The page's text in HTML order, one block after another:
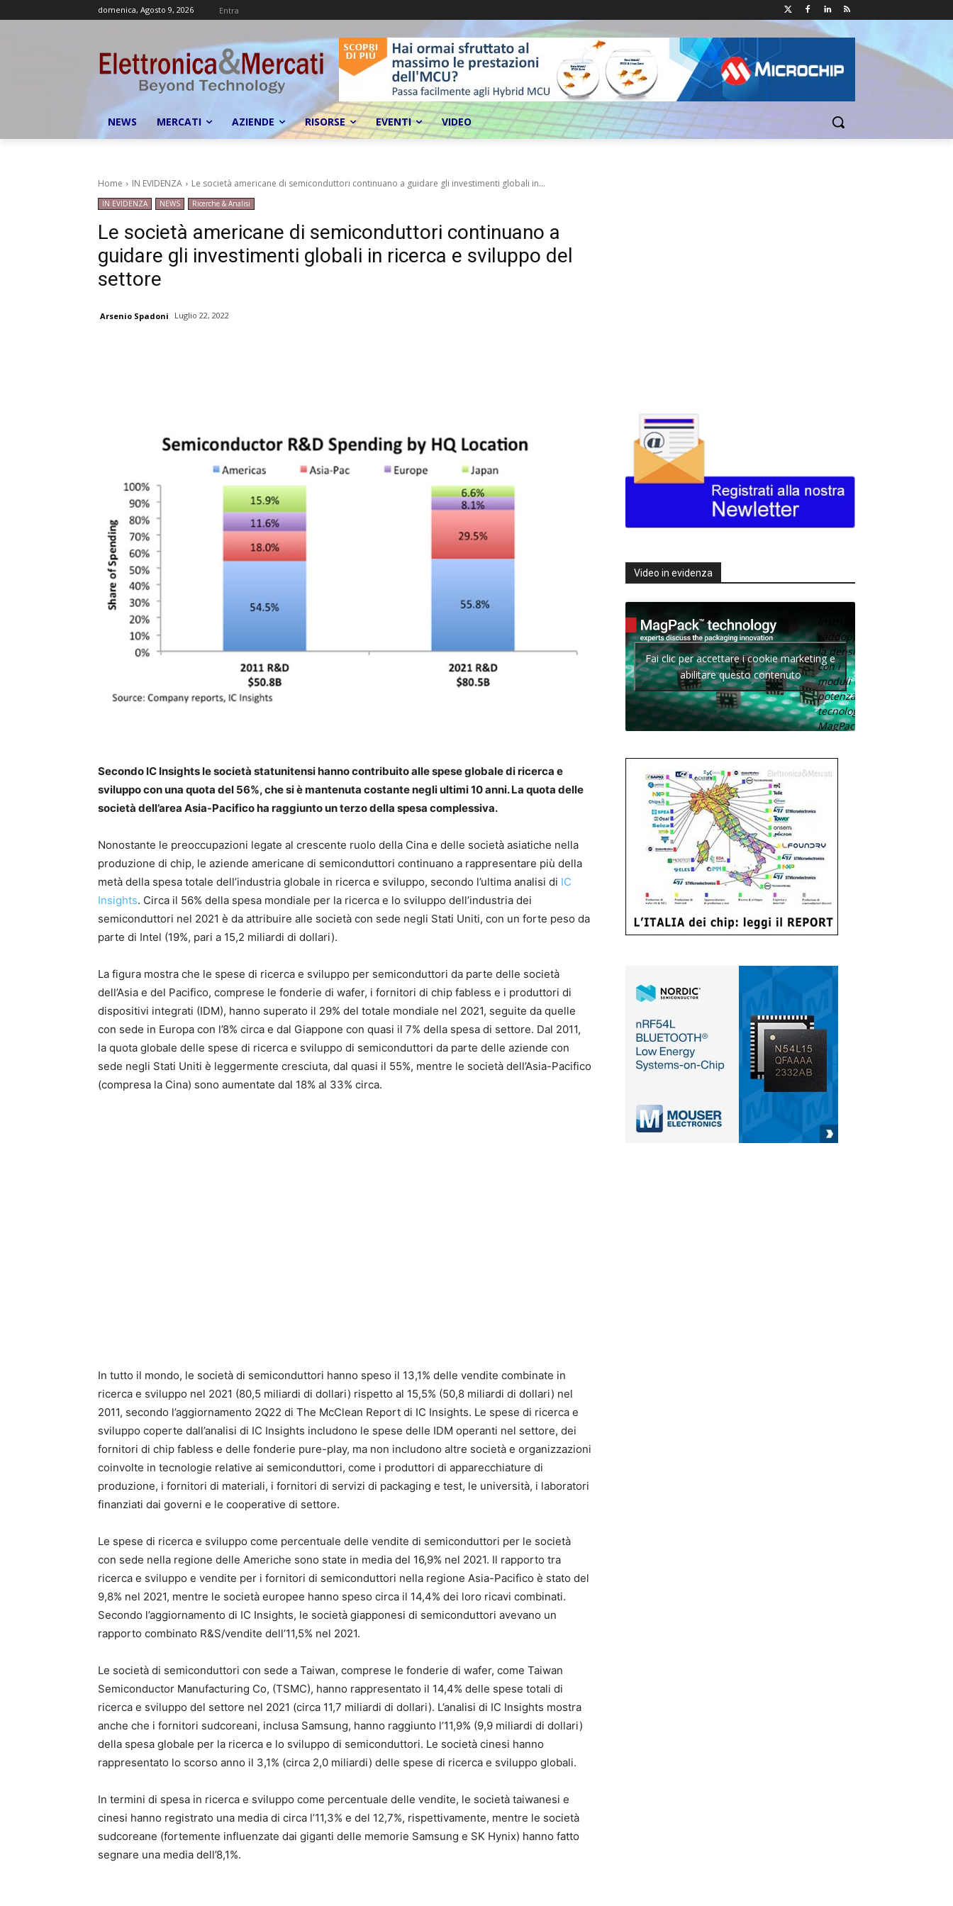
domenica, Agosto 9, 2026 Entra
NEWS MERCATI AZIENDE RISORSE EVENTI VIDEO
Home IN EVIDENZA Le società americane di semiconduttori continuano a guidare gli investimenti globali in...
IN EVIDENZA NEWS Ricerche & Analisi
Le società americane di semiconduttori continuano a
guidare gli investimenti globali in ricerca e sviluppo del
settore
Arsenio Spadoni Luglio 22, 2022
Secondo IC Insights le società statunitensi hanno contribuito alle spese globale di ricerca e
sviluppo con una quota del 56%, che si è mantenuta costante negli ultimi 10 anni. La quota delle
società dell’area Asia-Pacifico ha raggiunto un terzo della spesa complessiva.
Nonostante le preoccupazioni legate al crescente ruolo della Cina e delle società asiatiche nella
produzione di chip, le aziende americane di semiconduttori continuano a rappresentare più della
metà della spesa totale dell’industria globale in ricerca e sviluppo, secondo l’ultima analisi di IC
Insights. Circa il 56% della spesa mondiale per la ricerca e lo sviluppo dell’industria dei
semiconduttori nel 2021 è da attribuire alle società con sede negli Stati Uniti, con un forte peso da
parte di Intel (19%, pari a 15,2 miliardi di dollari).
La figura mostra che le spese di ricerca e sviluppo per semiconduttori da parte delle società
dell’Asia e del Pacifico, comprese le fonderie di wafer, i fornitori di chip fabless e i produttori di
dispositivi integrati (IDM), hanno superato il 29% del totale mondiale nel 2021, seguite da quelle
con sede in Europa con l’8% circa e dal Giappone con quasi il 7% della spesa di settore. Dal 2011,
la quota globale delle spese di ricerca e sviluppo di semiconduttori da parte delle aziende con
sede negli Stati Uniti è leggermente cresciuta, dal quasi il 55%, mentre le società dell’Asia-Pacifico
(compresa la Cina) sono aumentate dal 18% al 33% circa.
In tutto il mondo, le società di semiconduttori hanno speso il 13,1% delle vendite combinate in
ricerca e sviluppo nel 2021 (80,5 miliardi di dollari) rispetto al 15,5% (50,8 miliardi di dollari) nel
2011, secondo l’aggiornamento 2Q22 di The McClean Report di IC Insights. Le spese di ricerca e
sviluppo coperte dall’analisi di IC Insights includono le spese delle IDM operanti nel settore, dei
fornitori di chip fabless e delle fonderie pure-play, ma non includono altre società e organizzazioni
coinvolte in tecnologie relative ai semiconduttori, come i produttori di apparecchiature di
produzione, i fornitori di materiali, i fornitori di servizi di packaging e test, le università, i laboratori
finanziati dai governi e le cooperative di settore.
Le spese di ricerca e sviluppo come percentuale delle vendite di semiconduttori per le società
con sede nella regione delle Americhe sono state in media del 16,9% nel 2021. Il rapporto tra
ricerca e sviluppo e vendite per i fornitori di semiconduttori nella regione Asia-Pacifico è stato del
9,8% nel 2021, mentre le società europee hanno speso circa il 14,4% dei loro ricavi combinati.
Secondo l’aggiornamento di IC Insights, le società giapponesi di semiconduttori avevano un
rapporto combinato R&S/vendite dell’11,5% nel 2021.
Le società di semiconduttori con sede a Taiwan, comprese le fonderie di wafer, come Taiwan
Semiconductor Manufacturing Co, (TSMC), hanno rappresentato il 14,4% delle spese totali di
ricerca e sviluppo del settore nel 2021 (circa 11,7 miliardi di dollari). L’analisi di IC Insights mostra
anche che i fornitori sudcoreani, inclusa Samsung, hanno raggiunto l’11,9% (9,9 miliardi di dollari)
della spesa globale per la ricerca e lo sviluppo di semiconduttori. Le società cinesi hanno
rappresentato lo scorso anno il 3,1% (circa 2,0 miliardi) delle spese di ricerca e sviluppo globali.
In termini di spesa in ricerca e sviluppo come percentuale delle vendite, le società taiwanesi e
cinesi hanno registrato una media di circa l’11,3% e del 12,7%, rispettivamente, mentre le società
sudcoreane (fortemente influenzate dai giganti delle memorie Samsung e SK Hynix) hanno fatto
segnare una media dell’8,1%.
Video in evidenza
Texas
raddoppia
la densità
con i
moduli di
potenza con
tecnologia
MagPack.
Fai clic per accettare i cookie marketing e
abilitare questo contenuto